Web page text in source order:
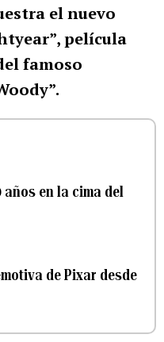
el nuevo
película
famoso
años en la cima del
de Pixar desde